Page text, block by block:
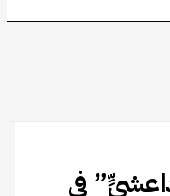
في